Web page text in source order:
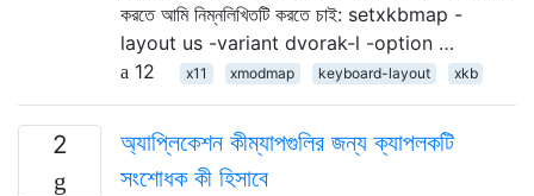
করতে আমি নিম্নলিখিতটি করতে চাই: setxkbmap -
layout us -variant dvorak-l -option …
12
x11 xmodmap keyboard-layout xkb
2
অ্যাপ্লিকেশন কীম্যাপগুলির জন্য ক্যাপলকটি
সংশোধক কী হিসাবে